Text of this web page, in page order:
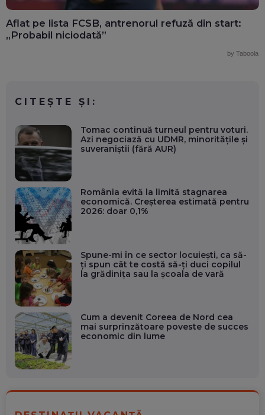
Aflat pe lista FCSB, antrenorul refuză din start:
„Probabil niciodată”
by Taboola
CITEȘTE ȘI:
Tomac continuă turneul pentru voturi.
Azi negociază cu UDMR, minoritățile și
suveraniștii (fără AUR)
România evită la limită stagnarea
economică. Creșterea estimată pentru
2026: doar 0,1%
Spune-mi în ce sector locuiești, ca să-
ți spun cât te costă să-ți duci copilul
la grădinița sau la școala de vară
Cum a devenit Coreea de Nord cea
mai surprinzătoare poveste de succes
economic din lume